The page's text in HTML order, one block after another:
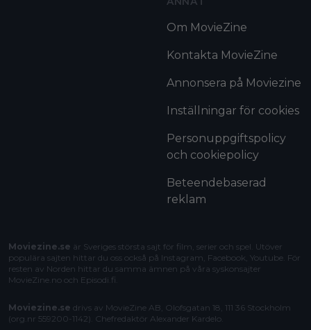
Om MovieZine
Kontakta MovieZine
Annonsera på Moviezine
Inställningar för cookies
Personuppgiftspolicy
och cookiepolicy
Beteendebaserad
reklam
Moviezine.se är Sveriges största sajt för film, serier och spel. Utöver
populära sajten hittar du oss också på Instagram, Facebook, Youtube. För
resten av Norden hittar du samma ämnen på våra syskonsajter
MovieZine.no och Episodi.fi
Moviezine.se drivs av MovieZine AB, Olofsgatan 18, 111 36 Stockholm
(org.nr 559200-1142). Chefredaktör Alexander Kardelo